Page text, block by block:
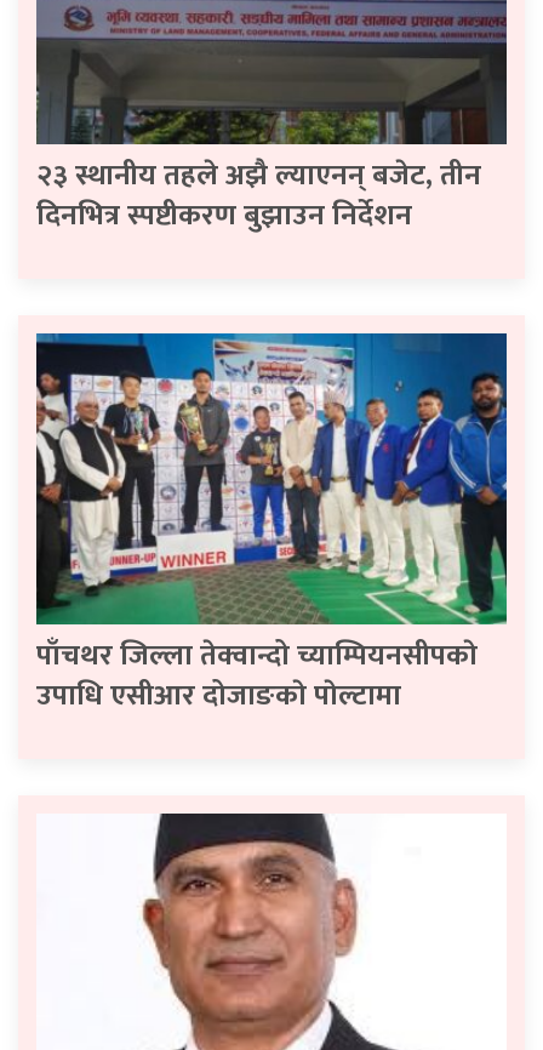
२३ स्थानीय तहले अझै ल्याएनन् बजेट, तीन
दिनभित्र स्पष्टीकरण बुझाउन निर्देशन
पाँचथर जिल्ला तेक्वान्दो च्याम्पियनसीपकाे
उपाधि एसीआर दोजाङकाे पाेल्टामा